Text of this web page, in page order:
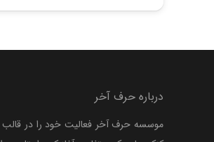
درباره حرف آخر
موسسه حرف آخر فعالیت خود را در قالب